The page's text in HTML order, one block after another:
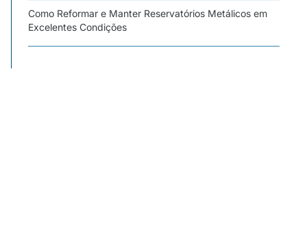
Como Reformar e Manter Reservatórios Metálicos em
Excelentes Condições